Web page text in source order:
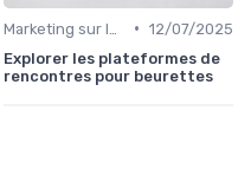
• 12/07/2025
Explorer les plateformes de
rencontres pour beurettes